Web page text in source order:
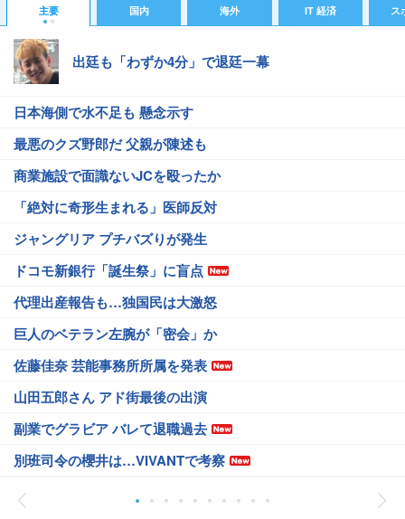
主要 国内 海外 IT 経済 ス
出廷も「わずか4分」で退廷一幕
日本海側で水不足も 懸念示す
最悪のクズ野郎だ 父親が陳述も
商業施設で面識ないJCを殴ったか
「絶対に奇形生まれる」医師反対
ジャングリア プチバズりが発生
ドコモ新銀行「誕生祭」に盲点
代理出産報告も…独国民は大激怒
巨人のベテラン左腕が「密会」か
佐藤佳奈 芸能事務所所属を発表
山田五郎さん アド街最後の出演
副業でグラビア バレて退職過去
別班司令の櫻井は…VIVANTで考察